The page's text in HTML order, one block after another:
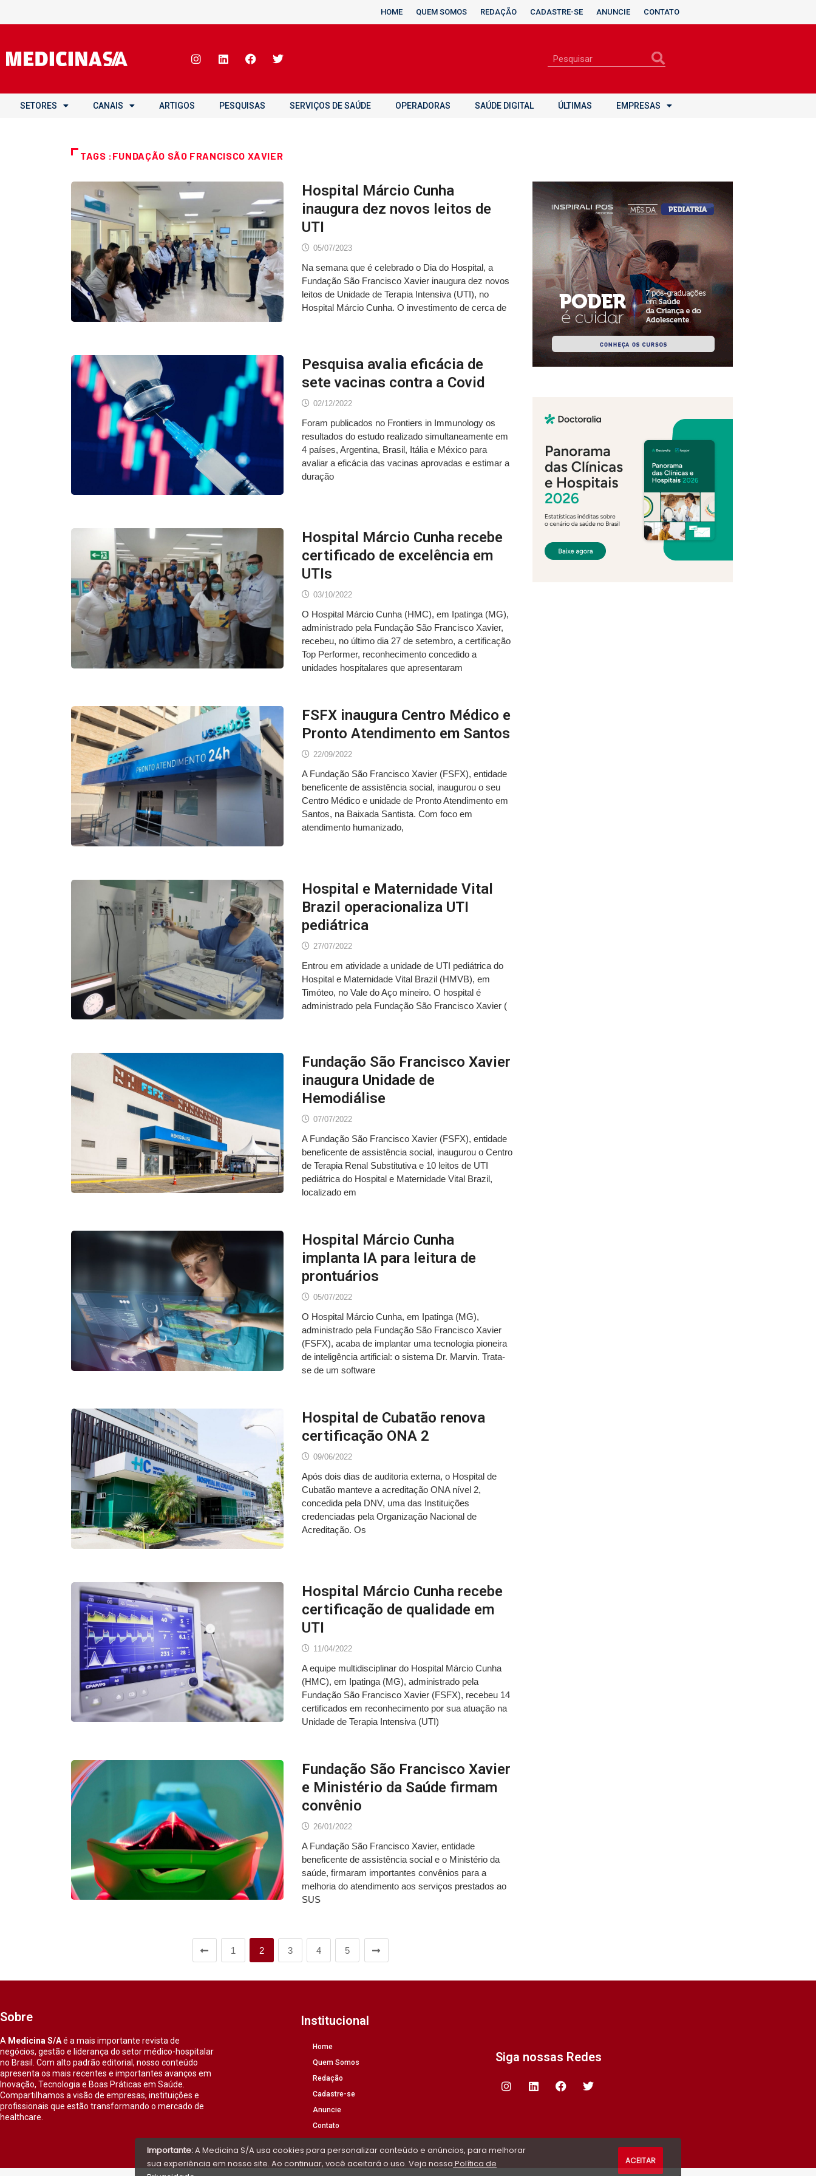
HOME QUEM SOMOS REDAÇÃO CADASTRE-SE ANUNCIE CONTATO
SETORES CANAIS ARTIGOS PESQUISAS SERVIÇOS DE SAÚDE OPERADORAS SAÚDE DIGITAL ÚLTIMAS EMPRESAS
TAGS :FUNDAÇÃO SÃO FRANCISCO XAVIER
Hospital Márcio Cunha
inaugura dez novos leitos de
UTI
05/07/2023
Na semana que é celebrado o Dia do Hospital, a
Fundação São Francisco Xavier inaugura dez novos
leitos de Unidade de Terapia Intensiva (UTI), no
Hospital Márcio Cunha. O investimento de cerca de
Pesquisa avalia eficácia de
sete vacinas contra a Covid
02/12/2022
Foram publicados no Frontiers in Immunology os
resultados do estudo realizado simultaneamente em
4 países, Argentina, Brasil, Itália e México para
avaliar a eficácia das vacinas aprovadas e estimar a
duração
Hospital Márcio Cunha recebe
certificado de excelência em
UTIs
03/10/2022
O Hospital Márcio Cunha (HMC), em Ipatinga (MG),
administrado pela Fundação São Francisco Xavier,
recebeu, no último dia 27 de setembro, a certificação
Top Performer, reconhecimento concedido a
unidades hospitalares que apresentaram
FSFX inaugura Centro Médico e
Pronto Atendimento em Santos
22/09/2022
A Fundação São Francisco Xavier (FSFX), entidade
beneficente de assistência social, inaugurou o seu
Centro Médico e unidade de Pronto Atendimento em
Santos, na Baixada Santista. Com foco em
atendimento humanizado,
Hospital e Maternidade Vital
Brazil operacionaliza UTI
pediátrica
27/07/2022
Entrou em atividade a unidade de UTI pediátrica do
Hospital e Maternidade Vital Brazil (HMVB), em
Timóteo, no Vale do Aço mineiro. O hospital é
administrado pela Fundação São Francisco Xavier (
Fundação São Francisco Xavier
inaugura Unidade de
Hemodiálise
07/07/2022
A Fundação São Francisco Xavier (FSFX), entidade
beneficente de assistência social, inaugurou o Centro
de Terapia Renal Substitutiva e 10 leitos de UTI
pediátrica do Hospital e Maternidade Vital Brazil,
localizado em
Hospital Márcio Cunha
implanta IA para leitura de
prontuários
05/07/2022
O Hospital Márcio Cunha, em Ipatinga (MG),
administrado pela Fundação São Francisco Xavier
(FSFX), acaba de implantar uma tecnologia pioneira
de inteligência artificial: o sistema Dr. Marvin. Trata-
se de um software
Hospital de Cubatão renova
certificação ONA 2
09/06/2022
Após dois dias de auditoria externa, o Hospital de
Cubatão manteve a acreditação ONA nível 2,
concedida pela DNV, uma das Instituições
credenciadas pela Organização Nacional de
Acreditação. Os
Hospital Márcio Cunha recebe
certificação de qualidade em
UTI
11/04/2022
A equipe multidisciplinar do Hospital Márcio Cunha
(HMC), em Ipatinga (MG), administrado pela
Fundação São Francisco Xavier (FSFX), recebeu 14
certificados em reconhecimento por sua atuação na
Unidade de Terapia Intensiva (UTI)
Fundação São Francisco Xavier
e Ministério da Saúde firmam
convênio
26/01/2022
A Fundação São Francisco Xavier, entidade
beneficente de assistência social e o Ministério da
saúde, firmaram importantes convênios para a
melhoria do atendimento aos serviços prestados ao
SUS
1 2 3 4 5
Sobre
A Medicina S/Aé a mais importante revista de
negócios, gestão e liderança do setor médico-hospitalar
no Brasil. Com alto padrão editorial, nosso conteúdo
apresenta os mais recentes e importantes avanços em
Inovação, Tecnologia e Boas Práticas em Saúde.
Compartilhamos a visão de empresas, instituições e
profissionais que estão transformando o mercado de
healthcare.
Institucional
Home
Quem Somos
Redação
Cadastre-se
Anuncie
Contato
Siga nossas Redes
Importante:A Medicina S/A usa cookies para personalizar conteúdo e anúncios, para melhorar
sua experiência em nosso site. Ao continuar, você aceitará o uso. Veja nossa Política de
ACEITAR